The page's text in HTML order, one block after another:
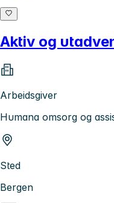
Aktiv og
Arbeidsgiver
Humana omsorg og
Sted
Bergen